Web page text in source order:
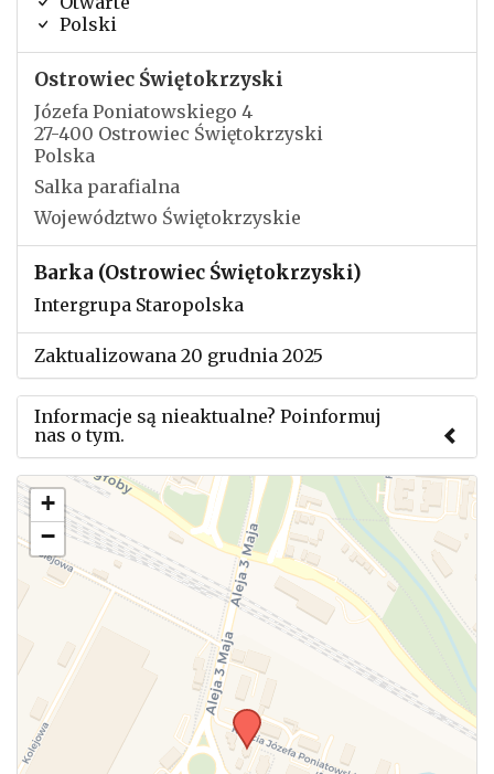
Polski
Ostrowiec Świętokrzyski
Józefa Poniatowskiego 4
27-400 Ostrowiec Świętokrzyski
Polska
Salka parafialna
Województwo Świętokrzyskie
Barka (Ostrowiec Świętokrzyski)
Intergrupa Staropolska
Zaktualizowana 20 grudnia 2025
Informacje są nieaktualne? Poinformuj
nas o tym.
Użyj tego formularza aby przesłać informację o
zmianach w powyższym mityngu.
+
−